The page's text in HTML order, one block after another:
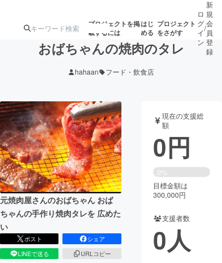
プロジェクトを掲
載するには
はじ
める
プロジェクト
をさがす
アート・写真
テクノロジー・ガジェット ゲーム・サ
映像・映画 書籍・雑誌
ビジネス・起業 チャレンジ
まちづくり・地域活性化
ロ
グ
イ
ン
/
新
規
会
員
登
録
おばちゃんの焼肉のタレ
hahaan フード・飲食店
元焼肉屋さんのおばちゃん おば
ちゃんの手作り焼肉タレを 広めた
い
ポスト
シェア
LINEで送る
URLコピー
現在の支援総
額
0円
0%
目標金額は
300,000円
支援者数
0人